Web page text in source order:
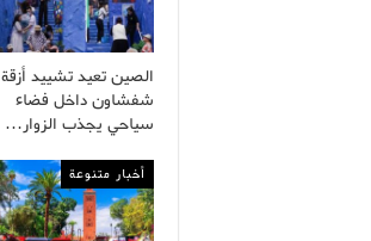
الصين تعيد تشييد أزقة
شفشاون داخل فضاء
سياحي يجذب الزوار…
أخبار متنوعة